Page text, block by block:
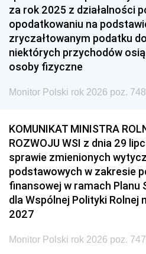
za rok 2025 z działalności
opodatkowaniu na
zryczałtowanym podatku
niektórych przychodów
osoby fizyczne
Monitor Polski rok 2026 poz. 748
KOMUNIKAT MINISTRA
ROZWOJU WSI z dnia 29
sprawie zmienionych
podstawowych w zakresie
finansowej w ramach Planu
dla Wspólnej Polityki Rolnej
2027
Monitor Polski rok 2026 poz. 747